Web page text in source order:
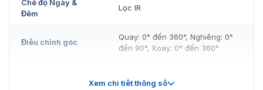
Chế độ Ngày &
Đêm
Lọc IR
Điều chỉnh góc
Quay: 0° đến 360°, Nghiêng: 0°
đến 90°, Xoay: 0° đến 360°
Xem chi tiết thông số